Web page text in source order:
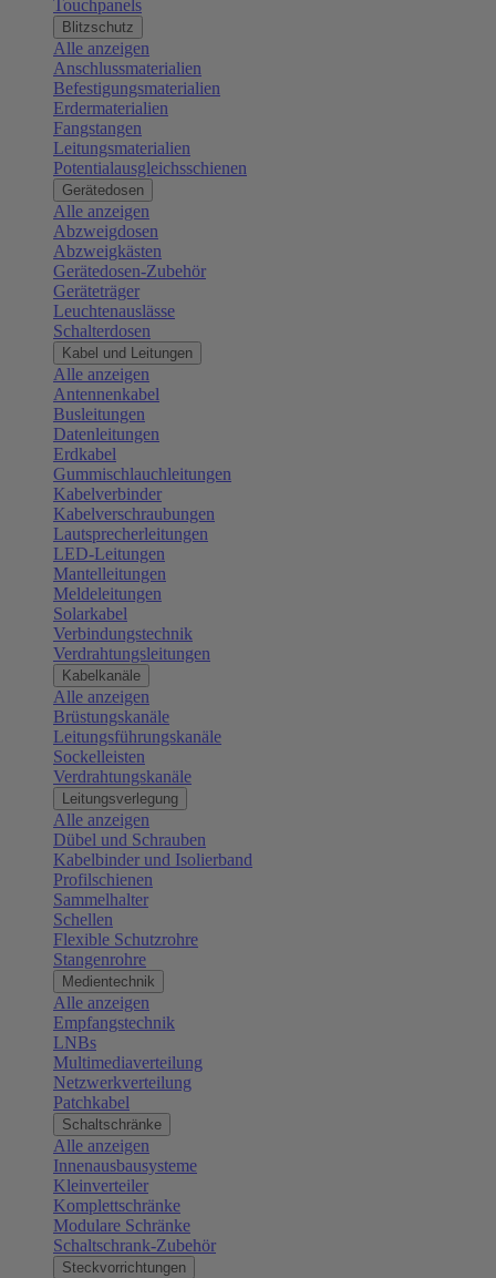
Touchpanels
Blitzschutz
Alle anzeigen
Anschlussmaterialien
Befestigungsmaterialien
Erdermaterialien
Fangstangen
Leitungsmaterialien
Potentialausgleichsschienen
Gerätedosen
Alle anzeigen
Abzweigdosen
Abzweigkästen
Gerätedosen-Zubehör
Geräteträger
Leuchtenauslässe
Schalterdosen
Kabel und Leitungen
Alle anzeigen
Antennenkabel
Busleitungen
Datenleitungen
Erdkabel
Gummischlauchleitungen
Kabelverbinder
Kabelverschraubungen
Lautsprecherleitungen
LED-Leitungen
Mantelleitungen
Meldeleitungen
Solarkabel
Verbindungstechnik
Verdrahtungsleitungen
Kabelkanäle
Alle anzeigen
Brüstungskanäle
Leitungsführungskanäle
Sockelleisten
Verdrahtungskanäle
Leitungsverlegung
Alle anzeigen
Dübel und Schrauben
Kabelbinder und Isolierband
Profilschienen
Sammelhalter
Schellen
Flexible Schutzrohre
Stangenrohre
Medientechnik
Alle anzeigen
Empfangstechnik
LNBs
Multimediaverteilung
Netzwerkverteilung
Patchkabel
Schaltschränke
Alle anzeigen
Innenausbausysteme
Kleinverteiler
Komplettschränke
Modulare Schränke
Schaltschrank-Zubehör
Steckvorrichtungen